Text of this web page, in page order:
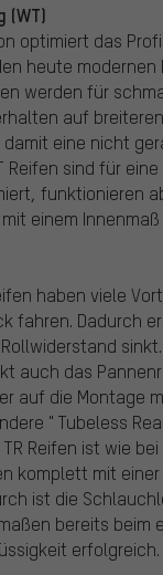
(WT)
optimiert das
heute modernen
werden für
auf
damit eine nicht
Reifen sind für
funktionieren
einem
haben viele
fahren. Dadurch
auch das
auf die Montage
" Tubeless
Reifen ist wie
komplett mit einer
ist die
bereits beim
erfolgreich.